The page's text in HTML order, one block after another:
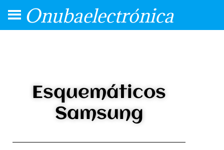
Onubaelectrónica
Esquemáticos
Samsung